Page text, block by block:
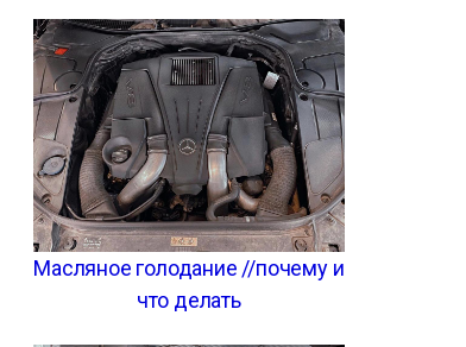
Масляное голодание //почему и
что делать